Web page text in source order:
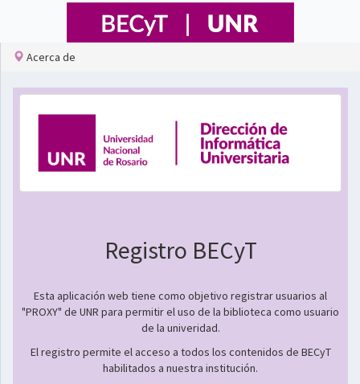
Acerca de
Registro BECyT
Esta aplicación web tiene como objetivo registrar usuarios al
"PROXY" de UNR para permitir el uso de la biblioteca como usuario
de la univeridad.
El registro permite el acceso a todos los contenidos de BECyT
habilitados a nuestra institución.